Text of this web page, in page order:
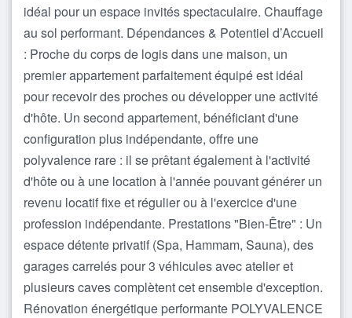
idéal pour un espace invités spectaculaire. Chauffage
au sol performant. Dépendances & Potentiel d’Accueil
: Proche du corps de logis dans une maison, un
premier appartement parfaitement équipé est idéal
pour recevoir des proches ou développer une activité
d'hôte. Un second appartement, bénéficiant d'une
configuration plus indépendante, offre une
polyvalence rare : il se prêtant également à l'activité
d'hôte ou à une location à l'année pouvant générer un
revenu locatif fixe et régulier ou à l'exercice d'une
profession indépendante. Prestations "Bien-Être" : Un
espace détente privatif (Spa, Hammam, Sauna), des
garages carrelés pour 3 véhicules avec atelier et
plusieurs caves complètent cet ensemble d'exception.
Rénovation énergétique performante POLYVALENCE